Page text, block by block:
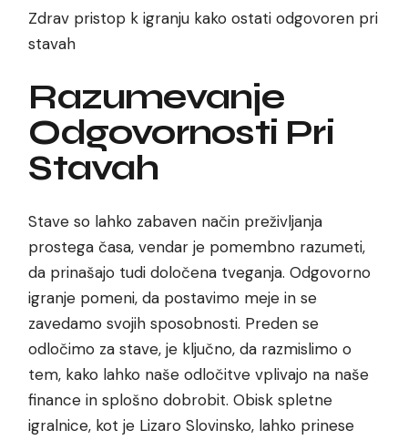
Zdrav pristop k igranju kako ostati odgovoren pri
stavah
Razumevanje
Odgovornosti Pri
Stavah
Stave so lahko zabaven način preživljanja
prostega časa, vendar je pomembno razumeti,
da prinašajo tudi določena tveganja. Odgovorno
igranje pomeni, da postavimo meje in se
zavedamo svojih sposobnosti. Preden se
odločimo za stave, je ključno, da razmislimo o
tem, kako lahko naše odločitve vplivajo na naše
finance in splošno dobrobit. Obisk spletne
igralnice, kot je Lizaro Slovinsko, lahko prinese